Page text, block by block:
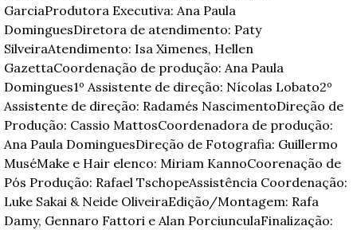
GarciaProdutora Executiva: Ana Paula
DominguesDiretora de atendimento: Paty
SilveiraAtendimento: Isa Ximenes, Hellen
GazettaCoordenação de produção: Ana Paula
Domingues1º Assistente de direção: Nícolas Lobato2º
Assistente de direção: Radamés NascimentoDireção de
Produção: Cassio MattosCoordenadora de produção:
Ana Paula DominguesDireção de Fotografia: Guillermo
MuséMake e Hair elenco: Miriam KannoCoorenação de
Pós Produção: Rafael TschopeAssistência Coordenação:
Luke Sakai & Neide OliveiraEdição/Montagem: Rafa
Damy, Gennaro Fattori e Alan PorciunculaFinalização: